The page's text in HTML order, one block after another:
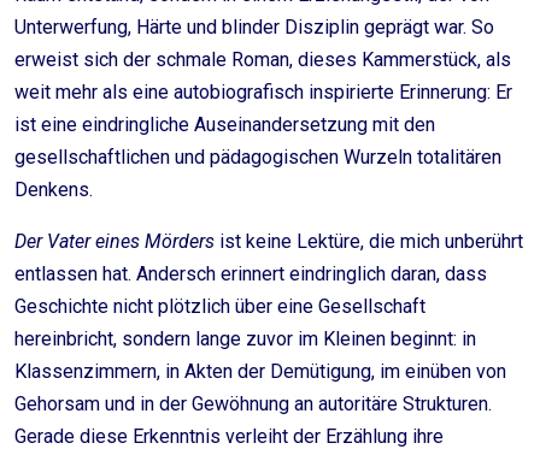
Unterwerfung, Härte und blinder Disziplin geprägt war. So
erweist sich der schmale Roman, dieses Kammerstück, als
weit mehr als eine autobiografisch inspirierte Erinnerung: Er
ist eine eindringliche Auseinandersetzung mit den
gesellschaftlichen und pädagogischen Wurzeln totalitären
Denkens.
Der Vater eines Mörders ist keine Lektüre, die mich unberührt
entlassen hat. Andersch erinnert eindringlich daran, dass
Geschichte nicht plötzlich über eine Gesellschaft
hereinbricht, sondern lange zuvor im Kleinen beginnt: in
Klassenzimmern, in Akten der Demütigung, im einüben von
Gehorsam und in der Gewöhnung an autoritäre Strukturen.
Gerade diese Erkenntnis verleiht der Erzählung ihre